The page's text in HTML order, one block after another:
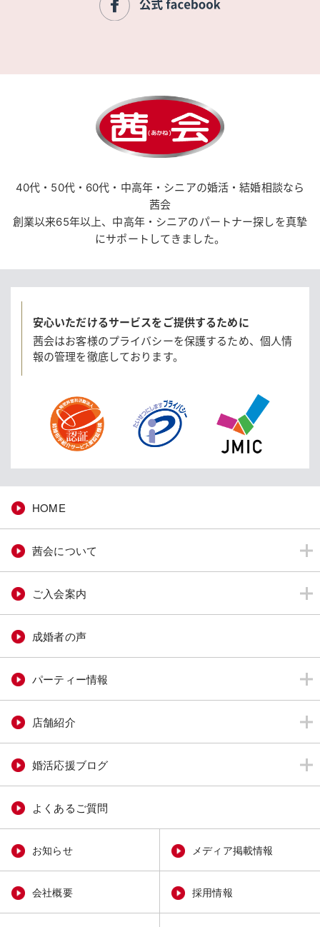
40代・50代・60代・中高年・シニアの婚活・結婚相談なら
茜会
創業以来65年以上、中高年・シニアのパートナー探しを真摯
にサポートしてきました。
安心いただけるサービスをご提供するために
茜会はお客様のプライバシーを保護するため、 個人情
報の管理を徹底しております。
HOME
茜会について
ご入会案内
成婚者の声
パーティー情報
店舗紹介
婚活応援ブログ
よくあるご質問
お知らせ メディア掲載情報
会社概要 採用情報